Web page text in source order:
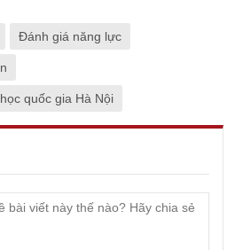
Đánh giá năng lực
quốc gia Hà Nội